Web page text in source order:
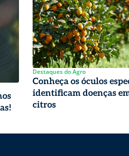
Destaques do Agro
Conheça os óculos
identificam doenças
citros